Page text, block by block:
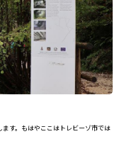
す。もはやここはトレビーゾ市では